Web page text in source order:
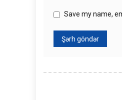
Save my name,